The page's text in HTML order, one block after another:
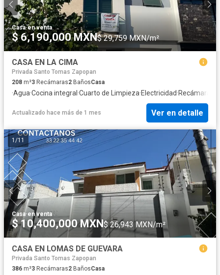
Casa·en venta
$ 6,190,000 MXN$ 29,759 MXN/m²
CASA EN LA CIMA
Privada Santo Tomas Zapopan
208 m²3 Recámaras2 BañosCasa
·Agua·Cocina integral·Cuarto de Limpieza·Electricidad·Recámara
Actualizado hace más de 1 mes Ver en detalle
1 /11
Casa·en venta
$ 10,400,000 MXN$ 26,943 MXN/m²
CASA EN LOMAS DE GUEVARA
Privada Santo Tomas Zapopan
386 m²3 Recámaras2 BañosCasa